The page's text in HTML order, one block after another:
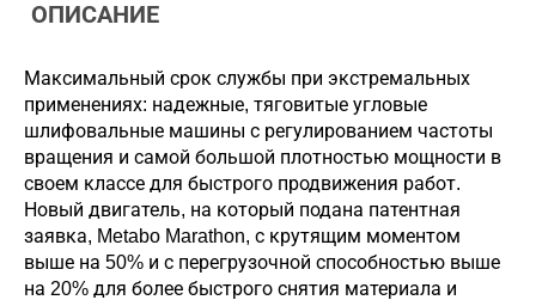
ОПИСАНИЕ
Максимальный срок службы при экстремальных
применениях: надежные, тяговитые угловые
шлифовальные машины с регулированием частоты
вращения и самой большой плотностью мощности в
своем классе для быстрого продвижения работ.
Новый двигатель, на который подана патентная
заявка, Metabo Marathon, с крутящим моментом
выше на 50% и с перегрузочной способностью выше
на 20% для более быстрого снятия материала и